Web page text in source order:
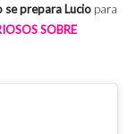
prepara Lucio para
SOBRE